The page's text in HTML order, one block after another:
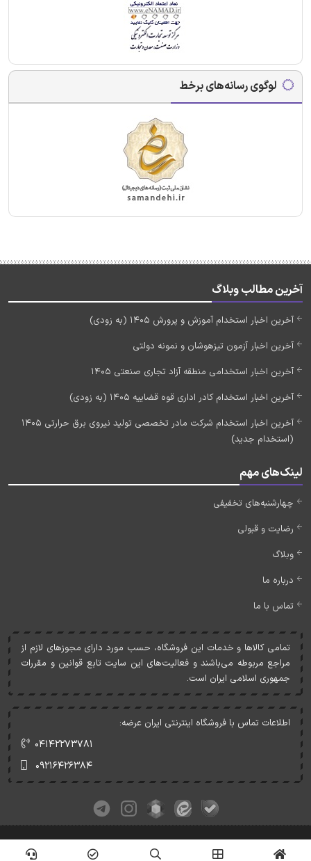
لوگوی رسانه‌های برخط
آخرین مطالب وبلاگ
آخرین اخبار استخدام آموزش و پرورش 1405 (به زودی)
آخرین اخبار آزمون تیزهوشان و نمونه دولتی
آخرین اخبار استخدامی منطقه آزاد تجاری صنعتی 1405
آخرین اخبار استخدام کادر اداری قوه قضاییه 1405 (به زودی)
آخرین اخبار استخدام شرکت مادر تخصصی تولید نیروی برق حرارتی 1405
(استخدام جدید)
لینک‌های مهم
چهارشنبه‌های تخفیفی
رضایت و قبولی
وبلاگ
درباره ما
تماس با ما
تمامی کالاها و خدمات اين فروشگاه، حسب مورد دارای مجوزهای لازم از
مراجع مربوطه می‌باشند و فعاليت‌های اين سايت تابع قوانين و مقررات
جمهوری اسلامی ايران است.
اطلاعات تماس با فروشگاه اینترنتی ایران عرضه:
۰۴۱۴۲۲۷۳۷۸۱
۰۹۲۱۶۴۲۶۳۸۴
کلیه حقوق این وبسایت متعلق به ایران عرضه می‌باشد.